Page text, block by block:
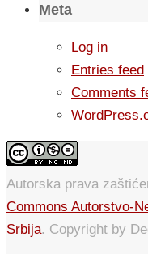
Meta
Log in
Entries feed
Comments
Autorska prava
Commons Autorstvo-
Srbija. Copyright by